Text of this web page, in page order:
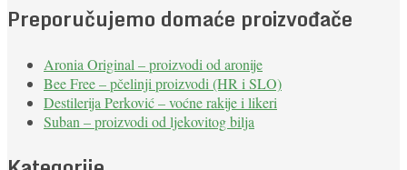
Preporučujemo domaće proizvođače
Aronia Original – proizvodi od aronije
Bee Free – pčelinji proizvodi (HR i SLO)
Destilerija Perković – voćne rakije i likeri
Suban – proizvodi od ljekovitog bilja